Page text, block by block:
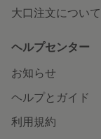
大口注文について
ヘルプセンター
お知らせ
ヘルプとガイド
利用規約